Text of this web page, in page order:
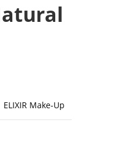
ELIXIR Make-Up